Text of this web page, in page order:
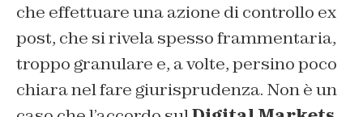
che effettuare una azione di controllo ex
post, che si rivela spesso frammentaria,
troppo granulare e, a volte, persino poco
chiara nel fare giurisprudenza. Non è un